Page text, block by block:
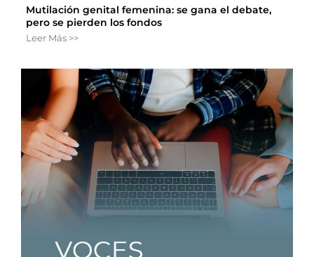
Mutilación genital femenina: se gana el debate,
pero se pierden los fondos
Leer Más >>